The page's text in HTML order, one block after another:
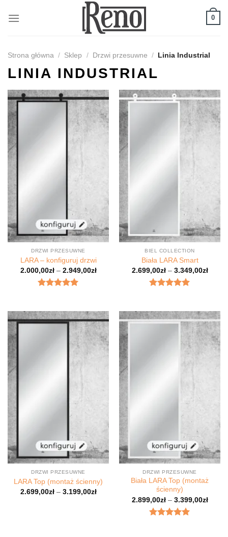
0
Strona główna / Sklep / Drzwi przesuwne / Linia Industrial
LINIA INDUSTRIAL
DRZWI PRZESUWNE
LARA – konfiguruj drzwi
2.000,00zł– 2.949,00zł
BIEL COLLECTION
Biała LARA Smart
2.699,00zł– 3.349,00zł
DRZWI PRZESUWNE
LARA Top (montaż ścienny)
2.699,00zł– 3.199,00zł
DRZWI PRZESUWNE
Biała LARA Top (montaż
ścienny)
2.899,00zł– 3.399,00zł